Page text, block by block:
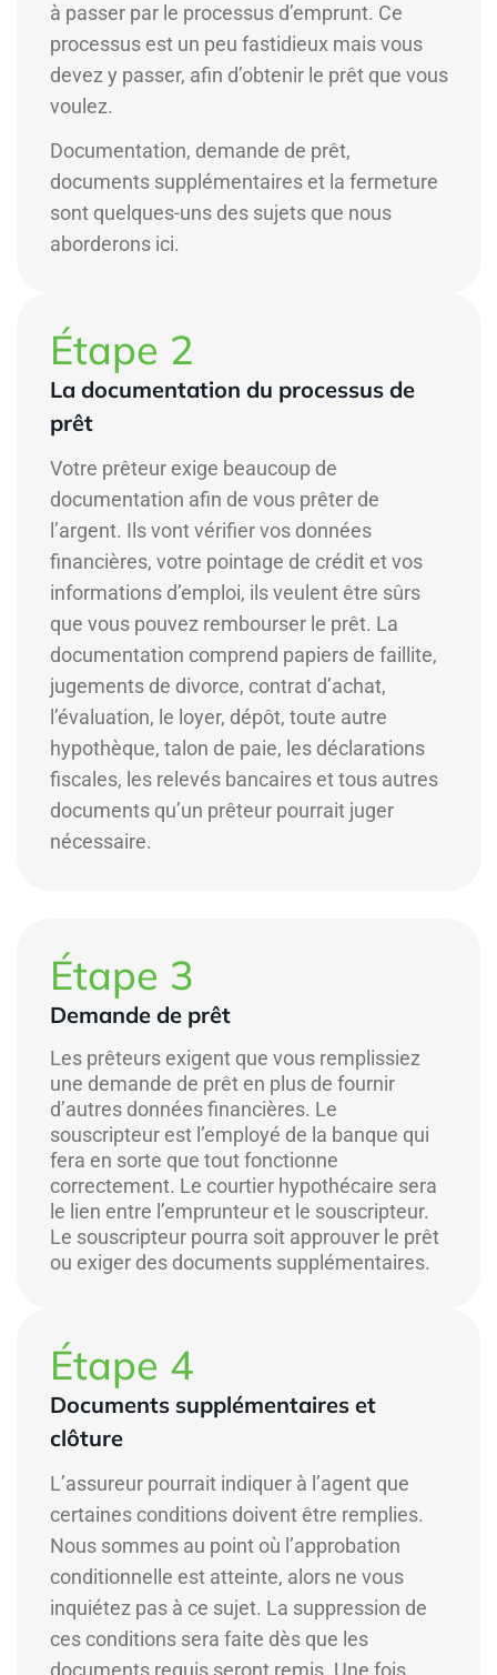
à passer par le processus d’emprunt. Ce
processus est un peu fastidieux mais vous
devez y passer, afin d’obtenir le prêt que vous
voulez.
Documentation, demande de prêt,
documents supplémentaires et la fermeture
sont quelques-uns des sujets que nous
aborderons ici.
Étape 2
La documentation du processus de
prêt
Votre prêteur exige beaucoup de
documentation afin de vous prêter de
l’argent. Ils vont vérifier vos données
financières, votre pointage de crédit et vos
informations d’emploi, ils veulent être sûrs
que vous pouvez rembourser le prêt. La
documentation comprend papiers de faillite,
jugements de divorce, contrat d’achat,
l’évaluation, le loyer, dépôt, toute autre
hypothèque, talon de paie, les déclarations
fiscales, les relevés bancaires et tous autres
documents qu’un prêteur pourrait juger
nécessaire.
Étape 3
Demande de prêt
Les prêteurs exigent que vous remplissiez
une demande de prêt en plus de fournir
d’autres données financières. Le
souscripteur est l’employé de la banque qui
fera en sorte que tout fonctionne
correctement. Le courtier hypothécaire sera
le lien entre l’emprunteur et le souscripteur.
Le souscripteur pourra soit approuver le prêt
ou exiger des documents supplémentaires.
Étape 4
Documents supplémentaires et
clôture
L’assureur pourrait indiquer à l’agent que
certaines conditions doivent être remplies.
Nous sommes au point où l’approbation
conditionnelle est atteinte, alors ne vous
inquiétez pas à ce sujet. La suppression de
ces conditions sera faite dès que les
documents requis seront remis. Une fois